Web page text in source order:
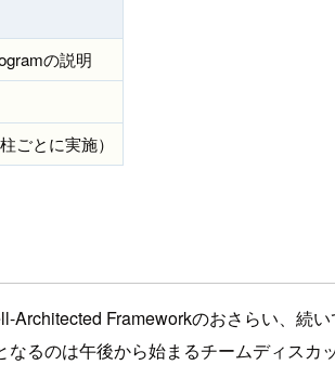
の説明
ごとに実施）
Frameworkのおさらい、続
るのは午後から始まるチームディス